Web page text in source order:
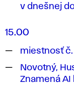
v dnešnej
15.00
miestnosť č.
Novotný,
Znamená